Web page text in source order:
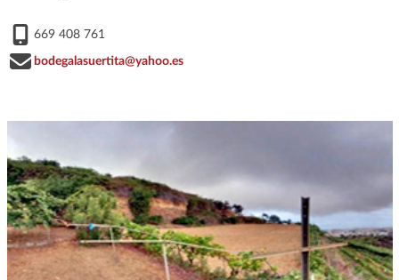
669 408 761
bodegalasuertita@yahoo.es